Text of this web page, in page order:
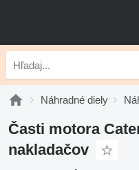
Náhradné diely
Časti motora
nakladačov